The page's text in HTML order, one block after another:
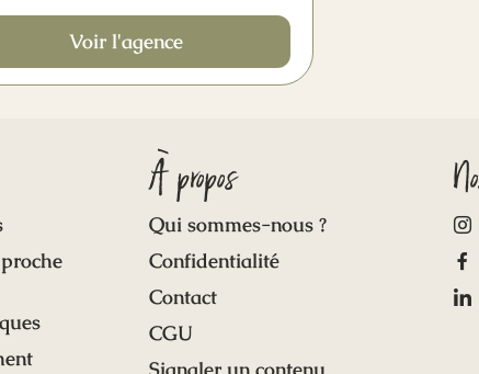
Voir l'agence
À propos
Qui sommes-nous ?
Confidentialité
Contact
CGU